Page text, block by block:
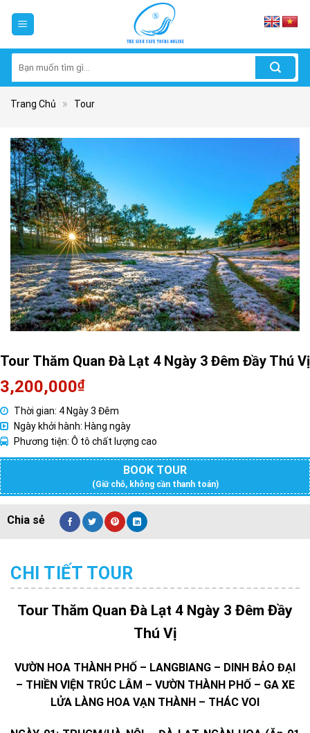
kiếm:
Trang Chủ » Tour
Tour Thăm Quan Đà Lạt 4 Ngày 3 Đêm Đầy Thú Vị
3,200,000₫
Thời gian: 4 Ngày 3 Đêm
Ngày khởi hành: Hàng ngày
Phương tiện: Ô tô chất lượng cao
BOOK TOUR
(Giữ chỗ, không cần thanh toán)
CHI TIẾT TOUR
Tour Thăm Quan Đà Lạt 4 Ngày 3 Đêm Đầy
Thú Vị
VƯỜN HOA THÀNH PHỐ – LANGBIANG – DINH BẢO ĐẠI
– THIỀN VIỆN TRÚC LÂM – VƯỜN THÀNH PHỐ – GA XE
LỬA LÀNG HOA VẠN THÀNH – THÁC VOI